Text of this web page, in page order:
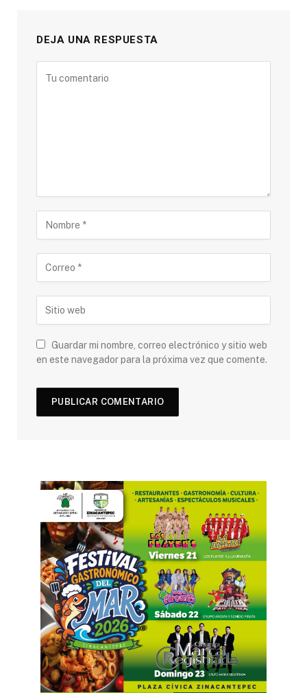
DEJA UNA RESPUESTA
Guardar mi nombre, correo electrónico y sitio web
en este navegador para la próxima vez que comente.